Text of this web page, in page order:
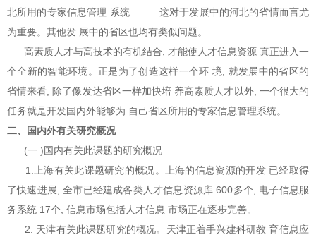
北所用的专家信息管理 系统———这对于发展中的河北的省情而言尤
为重要。其他发 展中的省区也均有类似问题。
高素质人才与高技术的有机结合, 才能使人才信息资源 真正进入一
个全新的智能环境。正是为了创造这样一个环 境, 就发展中的省区的
省情来看, 除了像发达省区一样加快培 养高素质人才以外, 一个很大的
任务就是开发国内外能够为 自己省区所用的专家信息管理系统。
二、国内外有关研究概况
(一 )国内有关此课题的研究概况
1.上海有关此课题研究的概况。上海的信息资源的开发 已经取得
了快速进展, 全市已经建成各类人才信息资源库 600多个, 电子信息服
务系统 17个, 信息市场包括人才信息 市场正在逐步完善。
2. 天津有关此课题研究的概况。天津正着手兴建科研教 育信息应